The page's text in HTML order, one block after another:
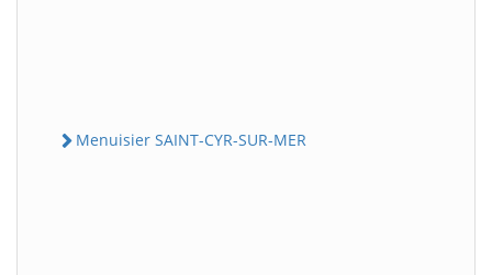
Menuisier SAINT-CYR-SUR-MER